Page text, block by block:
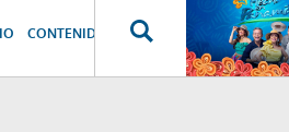
CONTENIDOS ESPECIALES